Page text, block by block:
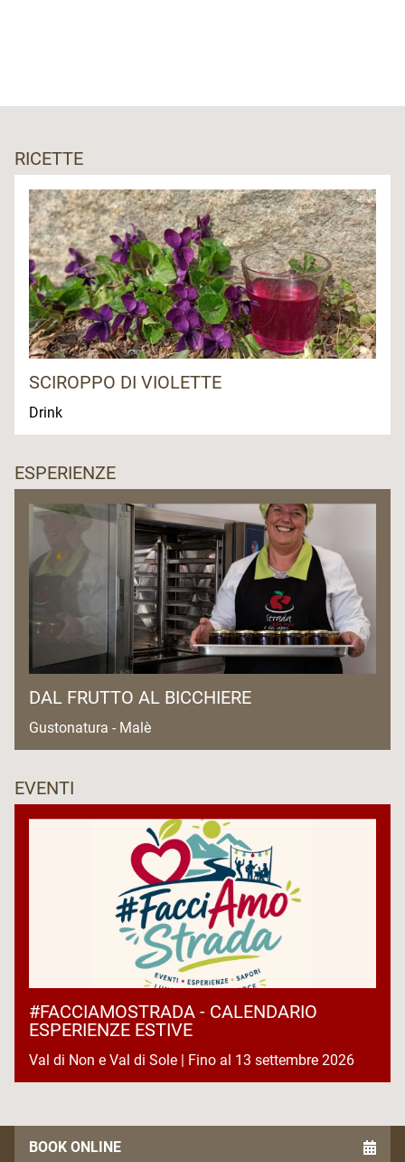
RICETTE
SCIROPPO DI VIOLETTE
Drink
ESPERIENZE
DAL FRUTTO AL BICCHIERE
Gustonatura - Malè
EVENTI
#FACCIAMOSTRADA - CALENDARIO
ESPERIENZE ESTIVE
Val di Non e Val di Sole | Fino al 13 settembre 2026
BOOK ONLINE